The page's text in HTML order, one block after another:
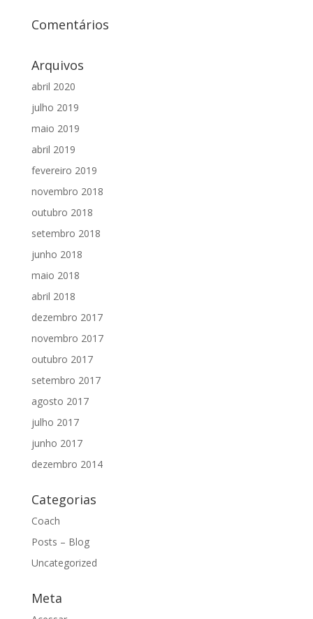
Comentários
Arquivos
abril 2020
julho 2019
maio 2019
abril 2019
fevereiro 2019
novembro 2018
outubro 2018
setembro 2018
junho 2018
maio 2018
abril 2018
dezembro 2017
novembro 2017
outubro 2017
setembro 2017
agosto 2017
julho 2017
junho 2017
dezembro 2014
Categorias
Coach
Posts – Blog
Uncategorized
Meta